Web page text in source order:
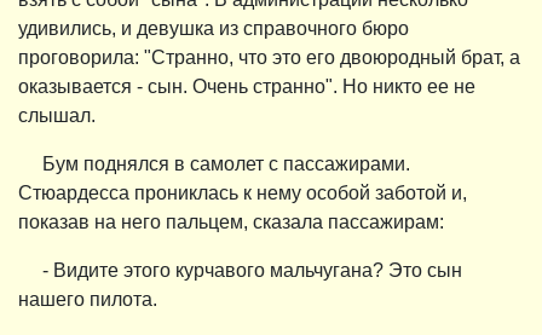
удивились, и девушка из справочного бюро
проговорила: "Странно, что это его двоюродный брат, а
оказывается - сын. Очень странно". Но никто ее не
слышал.
Бум поднялся в самолет с пассажирами.
Стюардесса прониклась к нему особой заботой и,
показав на него пальцем, сказала пассажирам:
- Видите этого курчавого мальчугана? Это сын
нашего пилота.